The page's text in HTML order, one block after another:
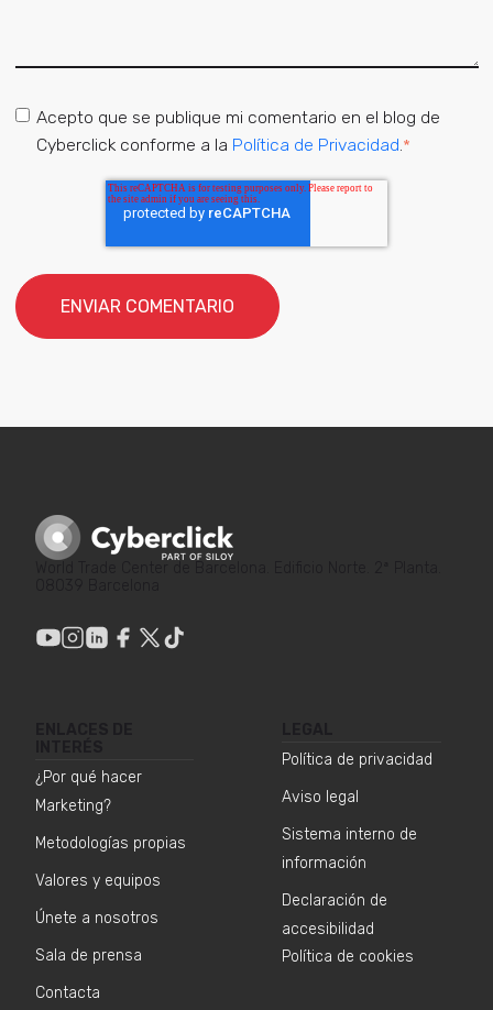
Acepto que se publique mi comentario en el blog de
Cyberclick conforme a la Política de Privacidad.*
¿Por qué hacer
Marketing?
Metodologías propias
Valores y equipos
Únete a nosotros
Sala de prensa
Contacta
Política de privacidad
Aviso legal
Sistema interno de
información
Declaración de
accesibilidad
Política de cookies